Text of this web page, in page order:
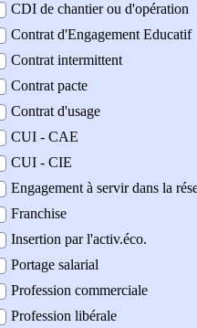
CDI de chantier ou d'opération
Contrat d'Engagement Educatif
Contrat intermittent
Contrat pacte
Contrat d'usage
CUI - CAE
CUI - CIE
Engagement à servir dans la
Franchise
Insertion par l'activ.éco.
Portage salarial
Profession commerciale
Profession libérale